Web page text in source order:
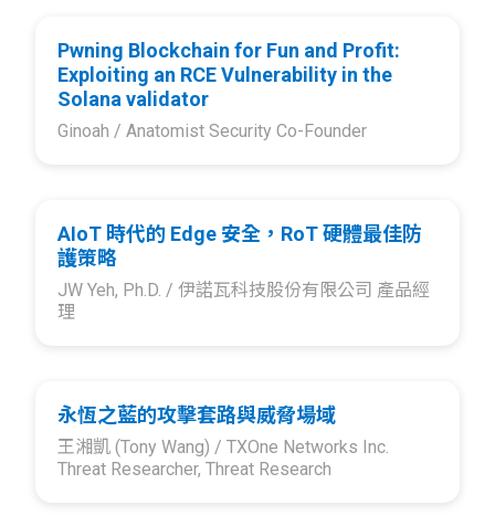
Pwning Blockchain for Fun and Profit:
Exploiting an RCE Vulnerability in the
Solana validator
Ginoah / Anatomist Security Co-Founder
AIoT 時代的 Edge 安全，RoT 硬體最佳防
護策略
JW Yeh, Ph.D. / 伊諾瓦科技股份有限公司 產品經
理
永恆之藍的攻擊套路與威脅場域
王湘凱 (Tony Wang) / TXOne Networks Inc.
Threat Researcher, Threat Research